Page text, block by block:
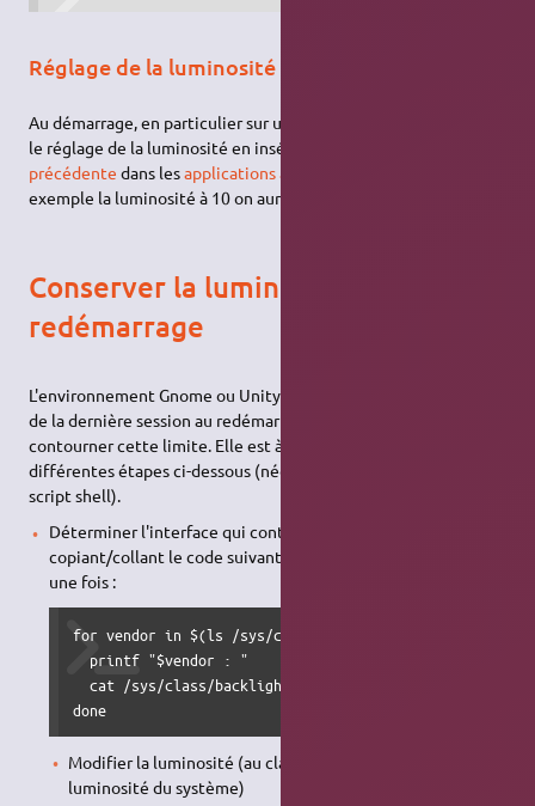
Réglage de la luminosité au démarrage
Au démarrage, en particulier sur un portable on peut effectuer
le réglage de la luminosité en insérant la
précédente dans lesapplications au démarrage
exemple la luminosité à 10 on aura un écran très peu éclairé.
Conserver la luminosité au
redémarrage
L'environnement Gnome ou Unity ne conserve pas la luminosité
de la dernière session au redémarrage. Voici une solution pour
contourner cette limite. Elle est à construire en suivant les
différentes étapes ci-dessous (nécessite des connaissances en
script shell).
Déterminer l'interface qui contrôle la luminosité en
copiant/collant le code suivant dans un
une fois :
for vendor in $(ls /sys/class/backlight/); do
  printf "$vendor : "
  cat /sys/class/backlight/$vendor/brightness
done
Modifier la luminosité (au clavier ou via le réglage de
luminosité du système)